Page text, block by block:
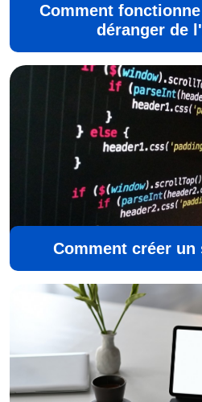
Comment
déranger de
Comment créer